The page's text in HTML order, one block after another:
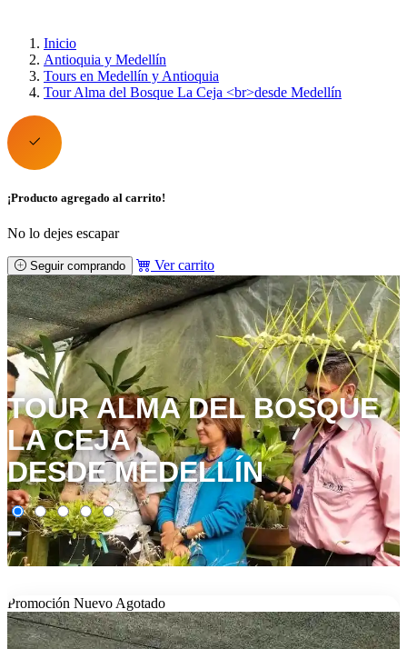
Inicio
Antioquia y Medellín
Tours en Medellín y Antioquia
Tour Alma del Bosque La Ceja <br>desde Medellín
¡Producto agregado al carrito!
No lo dejes escapar
Seguir comprando Ver carrito
TOUR ALMA DEL BOSQUE
LA CEJA
DESDE MEDELLÍN
Promoción Nuevo Agotado